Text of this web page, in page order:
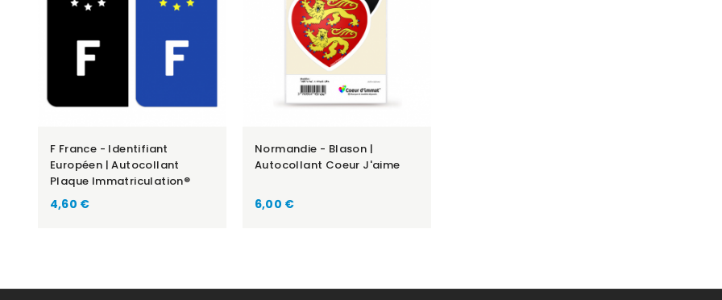
F France - Identifiant
Européen | Autocollant
Plaque Immatriculation®
Prix
4,60 €
Normandie - Blason |
Autocollant Coeur J'aime
Prix
6,00 €